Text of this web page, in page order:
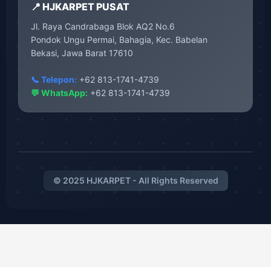
📍 HJKARPET PUSAT
Jl. Raya Candrabaga Blok AQ2 No.6
Pondok Ungu Permai, Bahagia, Kec. Babelan
Bekasi, Jawa Barat 17610
📞 Telepon: +62 813-1741-4739
💬 WhatsApp: +62 813-1741-4739
© 2025 HJKARPET - All Rights Reserved